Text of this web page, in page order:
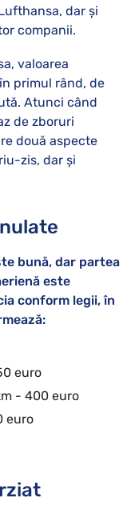
dar şi
companii.
valoarea
primul rând, de
Atunci când
de zboruri
două aspecte
zis, dar şi
bună, dar partea
este
conform legii, în
euro
- 400 euro
euro